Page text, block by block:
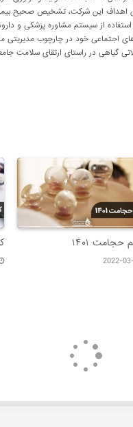
اهداف این شرکت، تشخیص صحیح
از سیستم مشاوره پزشکی و
خود در چارچوب مدیریتی
گیاهی در راستای ارتقای سلامت
حجامت ۱۴۰۱
2022-
زیادی دارم از ناحیه گلو